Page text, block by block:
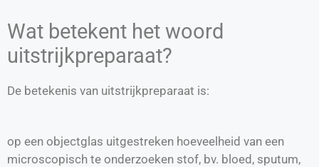
Wat betekent het woord
uitstrijkpreparaat?
De betekenis van uitstrijkpreparaat is:
op een objectglas uitgestreken hoeveelheid van een
microscopisch te onderzoeken stof, bv. bloed, sputum,